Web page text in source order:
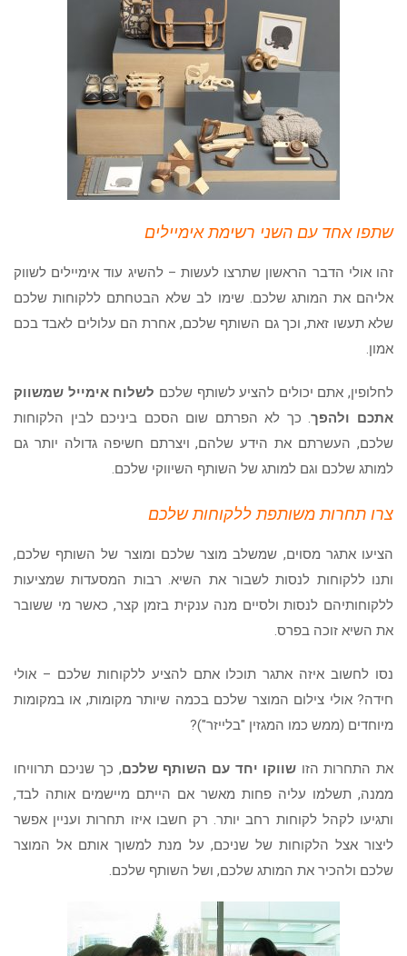
שתפו אחד עם השני רשימת אימיילים
זהו אולי הדבר הראשון שתרצו לעשות – להשיג עוד אימיילים לשווק
אליהם את המותג שלכם. שימו לב שלא הבטחתם ללקוחות שלכם
שלא תעשו זאת, וכך גם השותף שלכם, אחרת הם עלולים לאבד בכם
אמון.
לחלופין, אתם יכולים להציע לשותף שלכם לשלוח אימייל שמשווק
אתכם ולהפך. כך לא הפרתם שום הסכם ביניכם לבין הלקוחות
שלכם, העשרתם את הידע שלהם, ויצרתם חשיפה גדולה יותר גם
למותג שלכם וגם למותג של השותף השיווקי שלכם.
צרו תחרות משותפת ללקוחות שלכם
הציעו אתגר מסוים, שמשלב מוצר שלכם ומוצר של השותף שלכם,
ותנו ללקוחות לנסות לשבור את השיא. רבות המסעדות שמציעות
ללקוחותיהם לנסות ולסיים מנה ענקית בזמן קצר, כאשר מי ששובר
את השיא זוכה בפרס.
נסו לחשוב איזה אתגר תוכלו אתם להציע ללקוחות שלכם – אולי
חידה? אולי צילום המוצר שלכם בכמה שיותר מקומות, או במקומות
מיוחדים (ממש כמו המגזין "בלייזר")?
את התחרות הזו שווקו יחד עם השותף שלכם, כך שניכם תרוויחו
ממנה, תשלמו עליה פחות מאשר אם הייתם מיישמים אותה לבד,
ותגיעו לקהל לקוחות רחב יותר. רק חשבו איזו תחרות ועניין אפשר
ליצור אצל הלקוחות של שניכם, על מנת למשוך אותם אל המוצר
שלכם ולהכיר את המותג שלכם, ושל השותף שלכם.